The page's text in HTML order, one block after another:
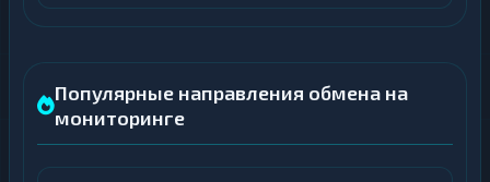
Популярные направления обмена на
мониторинге